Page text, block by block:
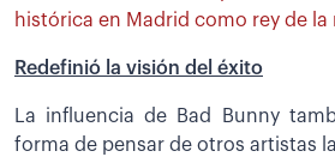
histórica en Madrid como rey de la
Redefinió la visión del éxito
La influencia de Bad Bunny
forma de pensar de otros artistas